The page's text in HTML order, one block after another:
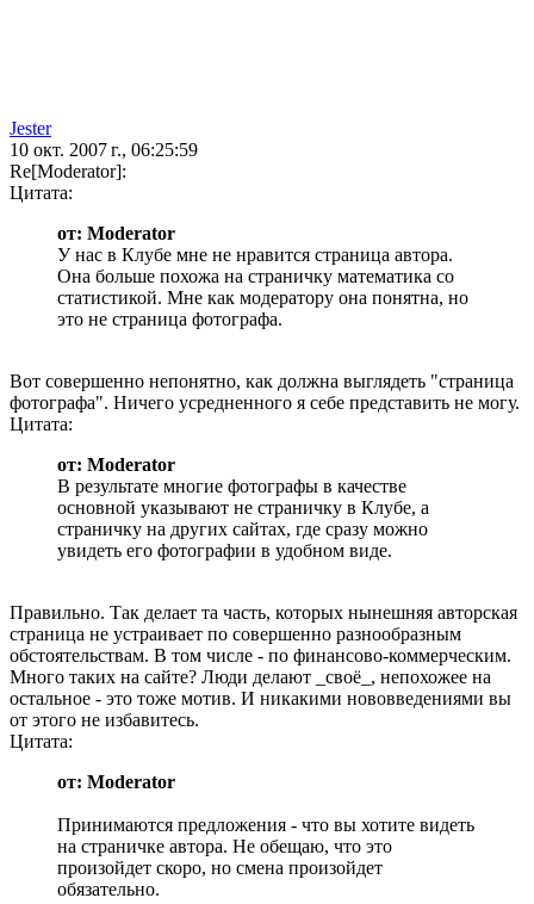
Jester
10 окт. 2007 г., 06:25:59
Re[Moderator]:
Цитата:
от: Moderator
У нас в Клубе мне не нравится страница автора.
Она больше похожа на страничку математика со
статистикой. Мне как модератору она понятна, но
это не страница фотографа.
Вот совершенно непонятно, как должна выглядеть "страница
фотографа". Ничего усредненного я себе представить не могу.
Цитата:
от: Moderator
В результате многие фотографы в качестве
основной указывают не страничку в Клубе, а
страничку на других сайтах, где сразу можно
увидеть его фотографии в удобном виде.
Правильно. Так делает та часть, которых нынешняя авторская
страница не устраивает по совершенно разнообразным
обстоятельствам. В том числе - по финансово-коммерческим.
Много таких на сайте? Люди делают _своё_, непохожее на
остальное - это тоже мотив. И никакими нововведениями вы
от этого не избавитесь.
Цитата:
от: Moderator
Принимаются предложения - что вы хотите видеть
на страничке автора. Не обещаю, что это
произойдет скоро, но смена произойдет
обязательно.